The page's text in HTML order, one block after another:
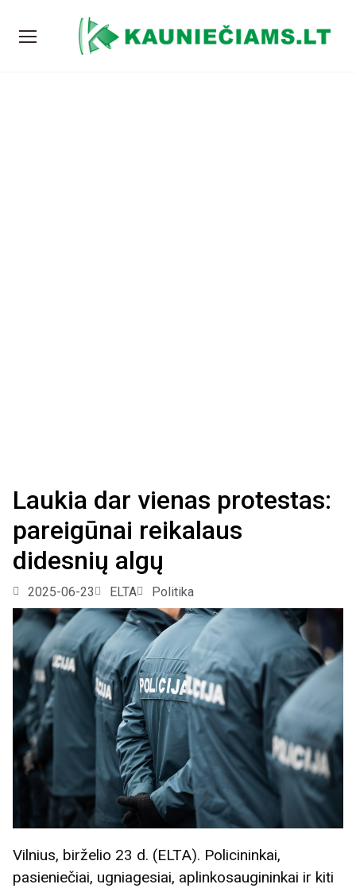
Laukia dar vienas protestas:
pareigūnai reikalaus
didesnių algų
2025-06-23 ELTA Politika
Vilnius, birželio 23 d. (ELTA). Policininkai,
pasieniečiai, ugniagesiai, aplinkosaugininkai ir kiti